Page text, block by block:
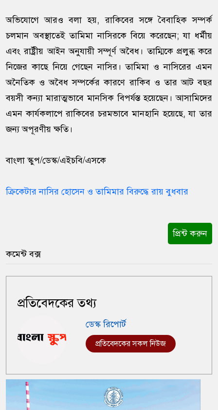
অভিযোগে আরও বলা হয়, রাকিবের সঙ্গে বৈবাহিক সম্পর্ক
চলমান অবস্থাতেই তামিমা নাসিরকে বিয়ে করেছেন; যা ধর্মীয়
এবং রাষ্ট্রীয় আইন অনুযায়ী সম্পূর্ণ অবৈধ। তাম্মিকে প্রলুব্ধ করে
নিজের কাছে নিয়ে গেছেন নাসির। তামিমা ও নাসিরের এমন
অনৈতিক ও অবৈধ সম্পর্কের কারণে রাকিব ও তার আট বছর
বয়সী কন্যা মারাত্মভাবে মানসিক বিপর্যস্ত হয়েছেন। আসামিদের
এমন কার্যকলাপে রাকিবের চরমভাবে মানহানি হয়েছে, যা তার
জন্য অপূরণীয় ক্ষতি।
বাংলা স্কুপ/ডেস্ক/এইচবি/এসকে
ক্রিকেটার নাসির হোসেন ও তামিমার বিরুদ্ধে রায় বুধবার
প্রিন্ট করুন
কমেন্ট বক্স
প্রতিবেদকের তথ্য
ডেস্ক রিপোর্ট
প্রতিবেদকের সকল নিউজ